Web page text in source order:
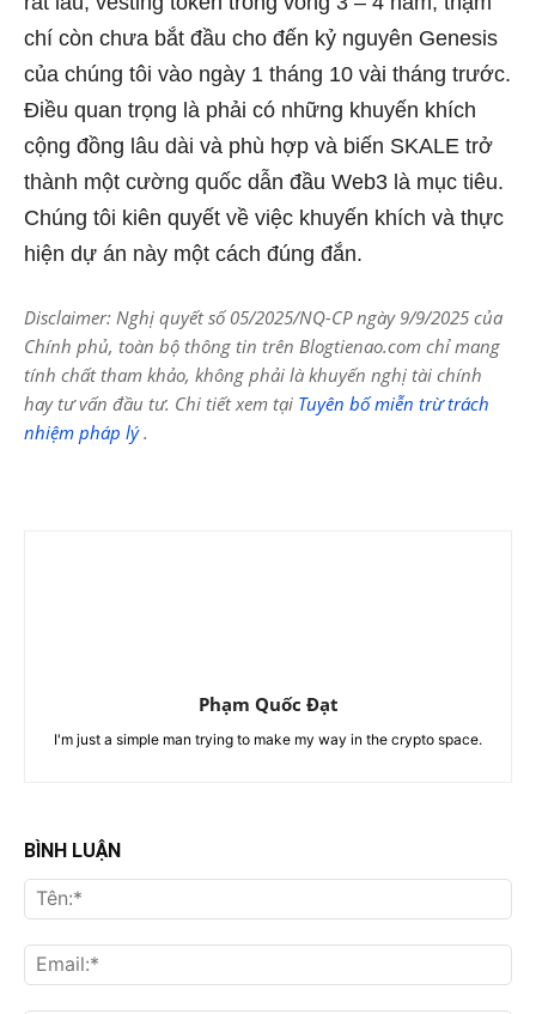
chí còn chưa bắt đầu cho đến kỷ nguyên Genesis
của chúng tôi vào ngày 1 tháng 10 vài tháng trước.
Điều quan trọng là phải có những khuyến khích
cộng đồng lâu dài và phù hợp và biến SKALE trở
thành một cường quốc dẫn đầu Web3 là mục tiêu.
Chúng tôi kiên quyết về việc khuyến khích và thực
hiện dự án này một cách đúng đắn.
Disclaimer: Nghị quyết số 05/2025/NQ-CP ngày 9/9/2025 của
Chính phủ, toàn bộ thông tin trên Blogtienao.com chỉ mang
tính chất tham khảo, không phải là khuyến nghị tài chính
hay tư vấn đầu tư. Chi tiết xem tại Tuyên bố miễn trừ trách
nhiệm pháp lý.
Phạm Quốc Đạt
I'm just a simple man trying to make my way in the crypto space.
BÌNH LUẬN